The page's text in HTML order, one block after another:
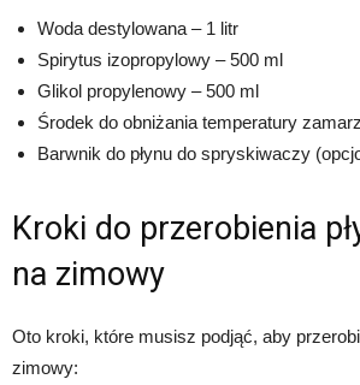
Woda destylowana – 1 litr
Spirytus izopropylowy – 500 ml
Glikol propylenowy – 500 ml
Środek do obniżania temperatury
Barwnik do płynu do spryskiwaczy
Kroki do przerobienia
na zimowy
Oto kroki, które musisz podjąć, aby
zimowy: